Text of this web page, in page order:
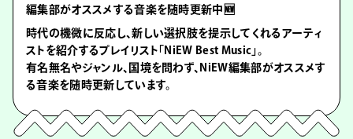
編集部がオススメする音楽を随時更新中🆕
時代の機微に反応し、新しい選択肢を提示してくれるアーティ
ストを紹介するプレイリスト「NiEW Best Music」。
有名無名やジャンル、国境を問わず、NiEW編集部がオススメす
る音楽を随時更新しています。